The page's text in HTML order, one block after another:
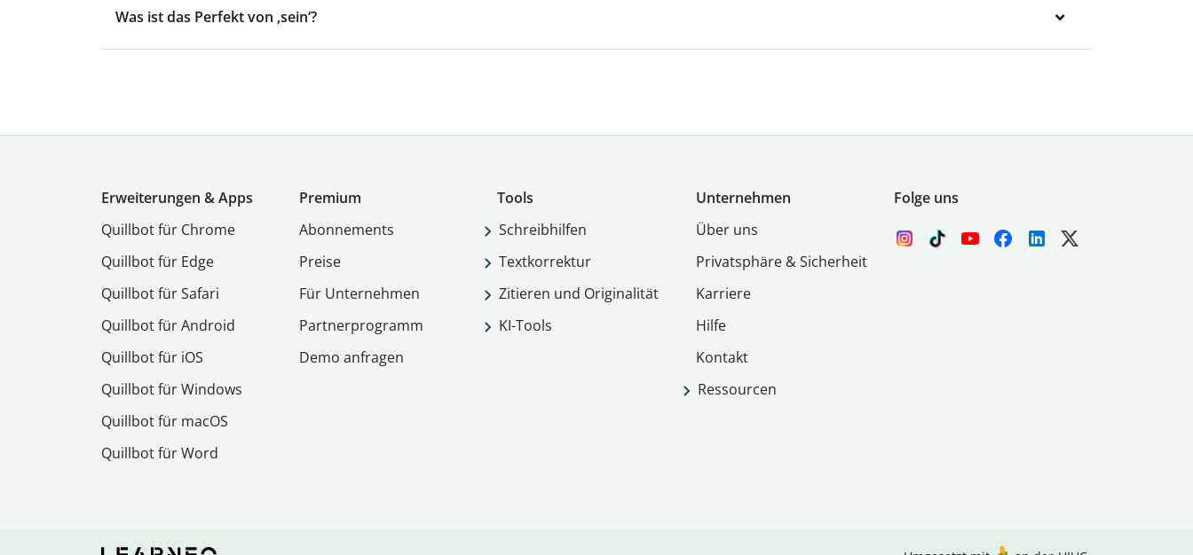
Was ist das Perfekt von ‚sein‘?
Erweiterungen & Apps
Quillbot für Chrome
Quillbot für Edge
Quillbot für Safari
Quillbot für Android
Quillbot für iOS
Quillbot für Windows
Quillbot für macOS
Quillbot für Word
Premium
Abon­ne­ments
Preise
Für Unternehmen
Partnerprogramm
Demo anfragen
Tools
Schreibhilfen
Textkorrektur
Zitieren und Originalität
KI-Tools
Unternehmen
Über uns
Privatsphäre & Sicherheit
Karriere
Hilfe
Kontakt
Ressourcen
Folge uns